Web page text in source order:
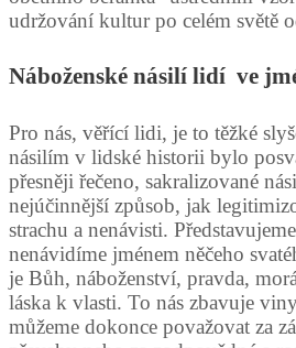
udržování kultur po celém světě
Náboženské násilí lidí ve
Pro nás, věřící lidi, je to těžké
násilím v lidské historii bylo
přesněji řečeno, sakralizované
nejúčinnější způsob, jak
strachu a nenávisti.
nenávidíme jménem něčeho
je Bůh, náboženství, pravda,
láska k vlasti. To nás zbavuje
můžeme dokonce považovat za